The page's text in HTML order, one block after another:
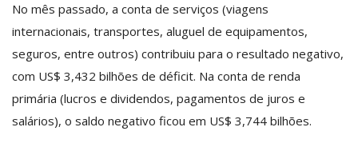
No mês passado, a conta de serviços (viagens
internacionais, transportes, aluguel de equipamentos,
seguros, entre outros) contribuiu para o resultado negativo,
com US$ 3,432 bilhões de déficit. Na conta de renda
primária (lucros e dividendos, pagamentos de juros e
salários), o saldo negativo ficou em US$ 3,744 bilhões.